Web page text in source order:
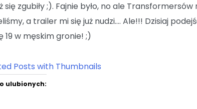
się zgubiły ;). Fajnie było, no ale Transformersów
a trailer mi się już nudzi…. Ale!!! Dzisiaj
19 w męskim gronie! ;)
ulubionych: